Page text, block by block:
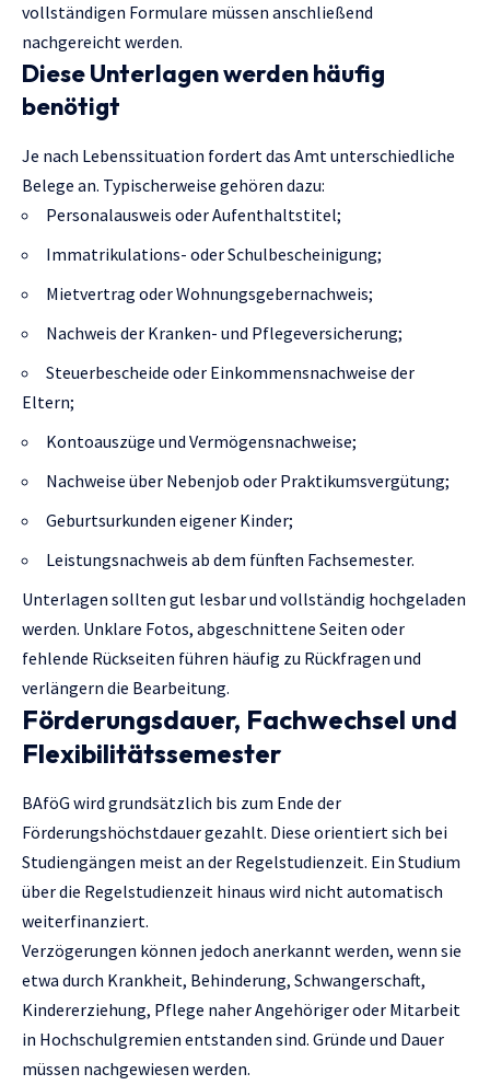
vollständigen Formulare müssen anschließend
nachgereicht werden.
Diese Unterlagen werden häufig
benötigt
Je nach Lebenssituation fordert das Amt unterschiedliche
Belege an. Typischerweise gehören dazu:
Personalausweis oder Aufenthaltstitel;
Immatrikulations- oder Schulbescheinigung;
Mietvertrag oder Wohnungsgebernachweis;
Nachweis der Kranken- und Pflegeversicherung;
Steuerbescheide oder Einkommensnachweise der
Eltern;
Kontoauszüge und Vermögensnachweise;
Nachweise über Nebenjob oder Praktikumsvergütung;
Geburtsurkunden eigener Kinder;
Leistungsnachweis ab dem fünften Fachsemester.
Unterlagen sollten gut lesbar und vollständig hochgeladen
werden. Unklare Fotos, abgeschnittene Seiten oder
fehlende Rückseiten führen häufig zu Rückfragen und
verlängern die Bearbeitung.
Förderungsdauer, Fachwechsel und
Flexibilitätssemester
BAföG wird grundsätzlich bis zum Ende der
Förderungshöchstdauer gezahlt. Diese orientiert sich bei
Studiengängen meist an der Regelstudienzeit. Ein Studium
über die Regelstudienzeit hinaus wird nicht automatisch
weiterfinanziert.
Verzögerungen können jedoch anerkannt werden, wenn sie
etwa durch Krankheit, Behinderung, Schwangerschaft,
Kindererziehung, Pflege naher Angehöriger oder Mitarbeit
in Hochschulgremien entstanden sind. Gründe und Dauer
müssen nachgewiesen werden.